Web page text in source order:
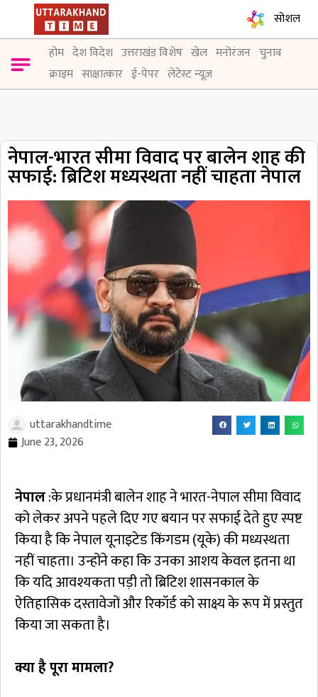
सोशल
होम देश विदेश उत्तराखंड विशेष खेल मनोरंजन चुनाव
क्राइम साक्षात्कार ई-पेपर लेटेस्ट न्यूज़
नेपाल-भारत सीमा विवाद पर बालेन शाह की
सफाई: ब्रिटिश मध्यस्थता नहीं चाहता नेपाल
uttarakhandtime
June 23, 2026
नेपाल:के प्रधानमंत्री बालेन शाह ने भारत-नेपाल सीमा विवाद
को लेकर अपने पहले दिए गए बयान पर सफाई देते हुए स्पष्ट
किया है कि नेपाल यूनाइटेड किंगडम (यूके) की मध्यस्थता
नहीं चाहता। उन्होंने कहा कि उनका आशय केवल इतना था
कि यदि आवश्यकता पड़ी तो ब्रिटिश शासनकाल के
ऐतिहासिक दस्तावेजों और रिकॉर्ड को साक्ष्य के रूप में प्रस्तुत
किया जा सकता है।
क्या है पूरा मामला?